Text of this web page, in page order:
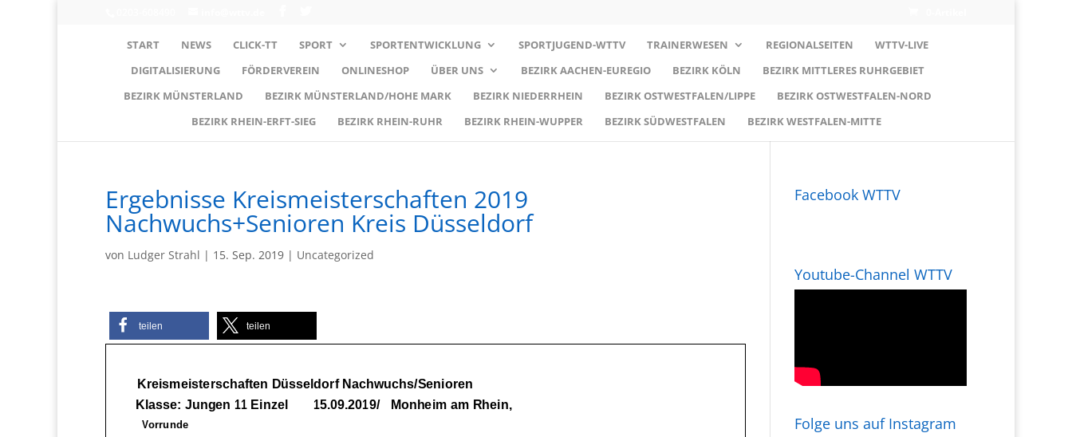
START NEWS CLICK-TT SPORT SPORTENTWICKLUNG SPORTJUGEND-WTTV TRAINERWESEN REGIONALSEITEN
WTTV-LIVE
DIGITALISIERUNG
FÖRDERVEREIN ONLINESHOP ÜBER UNS BEZIRK AACHEN-EUREGIO BEZIRK KÖLN
BEZIRK MITTLERES RUHRGEBIET
BEZIRK MÜNSTERLAND
BEZIRK MÜNSTERLAND/HOHE MARK BEZIRK NIEDERRHEIN BEZIRK OSTWESTFALEN/LIPPE
BEZIRK OSTWESTFALEN-NORD
BEZIRK RHEIN-ERFT-SIEG
BEZIRK RHEIN-RUHR BEZIRK RHEIN-WUPPER BEZIRK SÜDWESTFALEN BEZIRK WESTFALEN-MITTE
Ergebnisse Kreismeisterschaften 2019
Nachwuchs+Senioren Kreis Düsseldorf
von Ludger Strahl | 15. Sep. 2019 | Uncategorized
teilen teilen
Facebook WTTV
Youtube-Channel WTTV
Folge uns auf Instagram